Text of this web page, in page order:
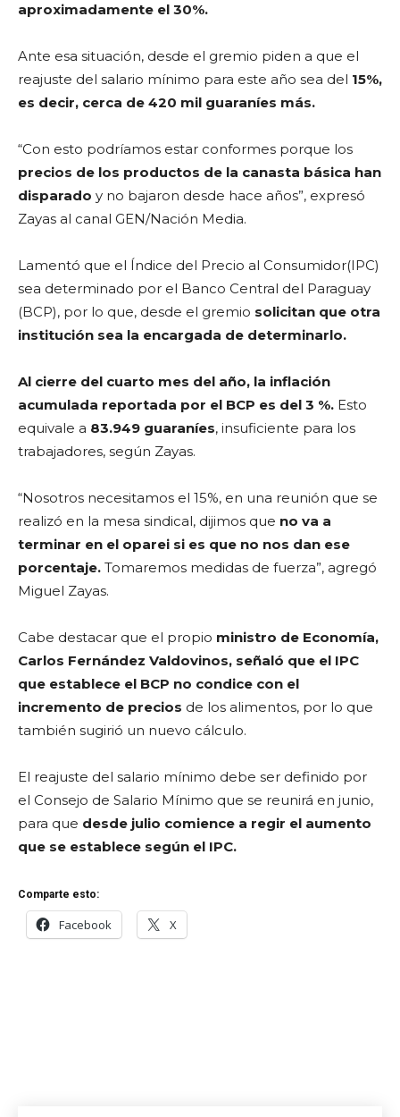
aproximadamente el 30%.
Ante esa situación, desde el gremio piden a que el
reajuste del salario mínimo para este año sea del 15%,
es decir, cerca de 420 mil guaraníes más.
“Con esto podríamos estar conformes porque los
precios de los productos de la canasta básica han
disparado y no bajaron desde hace años”, expresó
Zayas al canal GEN/Nación Media.
Lamentó que el Índice del Precio al Consumidor(IPC)
sea determinado por el Banco Central del Paraguay
(BCP), por lo que, desde el gremio solicitan que otra
institución sea la encargada de determinarlo.
Al cierre del cuarto mes del año, la inflación
acumulada reportada por el BCP es del 3 %. Esto
equivale a 83.949 guaraníes, insuficiente para los
trabajadores, según Zayas.
“Nosotros necesitamos el 15%, en una reunión que se
realizó en la mesa sindical, dijimos que no va a
terminar en el oparei si es que no nos dan ese
porcentaje. Tomaremos medidas de fuerza”, agregó
Miguel Zayas.
Cabe destacar que el propio ministro de Economía,
Carlos Fernández Valdovinos, señaló que el IPC
que establece el BCP no condice con el
incremento de precios de los alimentos, por lo que
también sugirió un nuevo cálculo.
El reajuste del salario mínimo debe ser definido por
el Consejo de Salario Mínimo que se reunirá en junio,
para que desde julio comience a regir el aumento
que se establece según el IPC.
Comparte esto:
Facebook X